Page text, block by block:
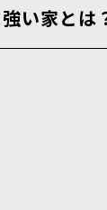
い家とは
計算を解